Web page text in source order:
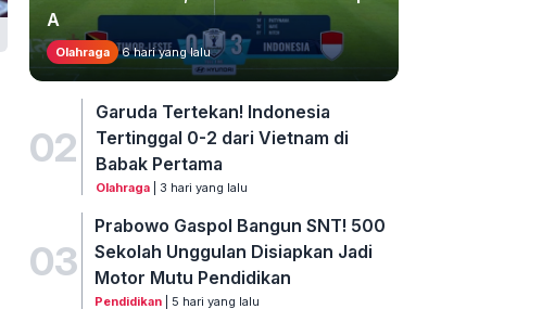
A
Olahraga 6 hari yang lalu
02
Garuda Tertekan! Indonesia
Tertinggal 0-2 dari Vietnam di
Babak Pertama
Olahraga| 3 hari yang lalu
03
Prabowo Gaspol Bangun SNT! 500
Sekolah Unggulan Disiapkan Jadi
Motor Mutu Pendidikan
Pendidikan | 5 hari yang lalu